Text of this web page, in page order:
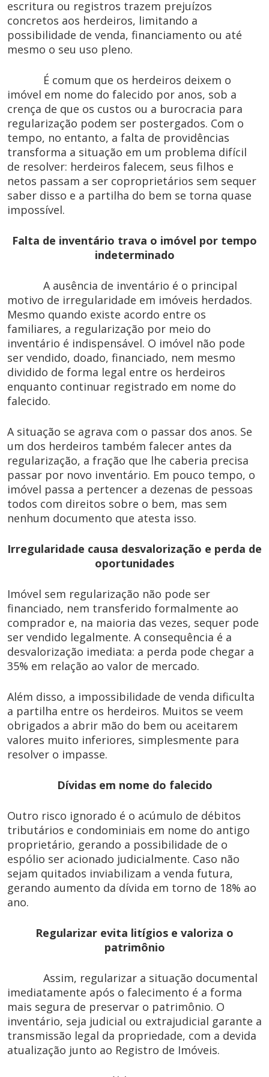
escritura ou registros trazem prejuízos
concretos aos herdeiros, limitando a
possibilidade de venda, financiamento ou até
mesmo o seu uso pleno.
É comum que os herdeiros deixem o
imóvel em nome do falecido por anos, sob a
crença de que os custos ou a burocracia para
regularização podem ser postergados. Com o
tempo, no entanto, a falta de providências
transforma a situação em um problema difícil
de resolver: herdeiros falecem, seus filhos e
netos passam a ser coproprietários sem sequer
saber disso e a partilha do bem se torna quase
impossível.
Falta de inventário trava o imóvel por tempo
indeterminado
A ausência de inventário é o principal
motivo de irregularidade em imóveis herdados.
Mesmo quando existe acordo entre os
familiares, a regularização por meio do
inventário é indispensável. O imóvel não pode
ser vendido, doado, financiado, nem mesmo
dividido de forma legal entre os herdeiros
enquanto continuar registrado em nome do
falecido.
A situação se agrava com o passar dos anos. Se
um dos herdeiros também falecer antes da
regularização, a fração que lhe caberia precisa
passar por novo inventário. Em pouco tempo, o
imóvel passa a pertencer a dezenas de pessoas
todos com direitos sobre o bem, mas sem
nenhum documento que atesta isso.
Irregularidade causa desvalorização e perda de
oportunidades
Imóvel sem regularização não pode ser
financiado, nem transferido formalmente ao
comprador e, na maioria das vezes, sequer pode
ser vendido legalmente. A consequência é a
desvalorização imediata: a perda pode chegar a
35% em relação ao valor de mercado.
Além disso, a impossibilidade de venda dificulta
a partilha entre os herdeiros. Muitos se veem
obrigados a abrir mão do bem ou aceitarem
valores muito inferiores, simplesmente para
resolver o impasse.
Dívidas em nome do falecido
Outro risco ignorado é o acúmulo de débitos
tributários e condominiais em nome do antigo
proprietário, gerando a possibilidade de o
espólio ser acionado judicialmente. Caso não
sejam quitados inviabilizam a venda futura,
gerando aumento da dívida em torno de 18% ao
ano.
Regularizar evita litígios e valoriza o
patrimônio
Assim, regularizar a situação documental
imediatamente após o falecimento é a forma
mais segura de preservar o patrimônio. O
inventário, seja judicial ou extrajudicial garante a
transmissão legal da propriedade, com a devida
atualização junto ao Registro de Imóveis.